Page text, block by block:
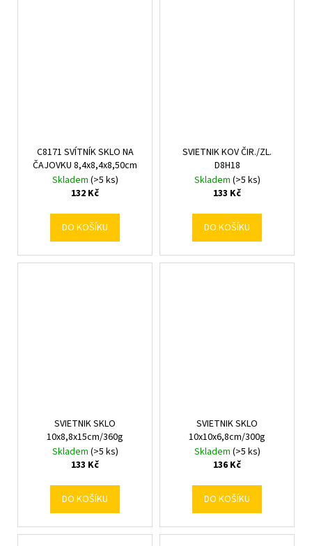
C8171 SVÍTNÍK SKLO NA
ČAJOVKU 8,4x8,4x8,50cm
Skladem (>5 ks)
132 Kč
DO KOŠÍKU
SVIETNIK KOV ČIR./ZL.
D8H18
Skladem (>5 ks)
133 Kč
DO KOŠÍKU
SVIETNIK SKLO
10x8,8x15cm/360g
Skladem (>5 ks)
133 Kč
DO KOŠÍKU
SVIETNIK SKLO
10x10x6,8cm/300g
Skladem (>5 ks)
136 Kč
DO KOŠÍKU